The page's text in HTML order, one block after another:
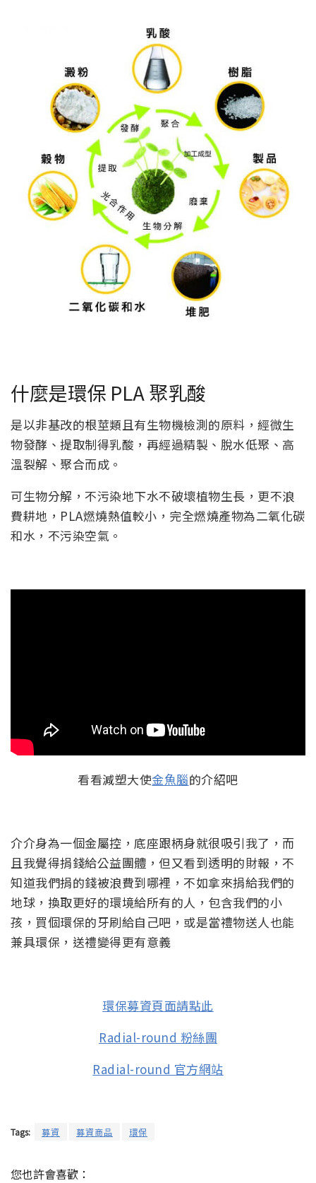
什麼是環保 PLA 聚乳酸
是以非基改的根莖類且有生物機檢測的原料，經微生
物發酵、提取制得乳酸，再經過精製、脫水低聚、高
溫裂解、聚合而成。
​可生物分解，不污染地下水不破壞植物生長，更不浪
費耕地，PLA燃燒熱值較小，完全燃燒產物為二氧化碳
和水，不污染空氣。
看看減塑大使金魚腦的介紹吧
介介身為一個金屬控，底座跟柄身就很吸引我了，而
且我覺得捐錢給公益團體，但又看到透明的財報，不
知道我們捐的錢被浪費到哪裡，不如拿來捐給我們的
地球，換取更好的環境給所有的人，包含我們的小
孩，買個環保的牙刷給自己吧，或是當禮物送人也能
兼具環保，送禮變得更有意義
環保募資頁面請點此
Radial-round 粉絲團
Radial-round 官方網站
Tags: 募資 募資商品 環保
您也許會喜歡：